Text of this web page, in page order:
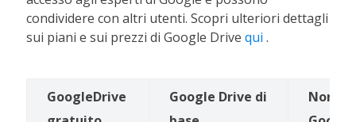
condividere con altri utenti. Scopri ulteriori dettagli
sui piani e sui prezzi di Google Drivequi .
GoogleDrive
Google Drive di
Norma